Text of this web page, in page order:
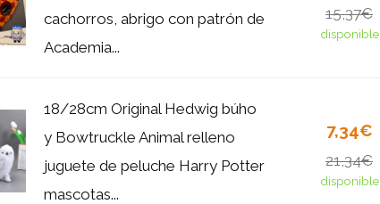
cachorros, abrigo con patrón de
Academia...
15,37€
disponible
18/28cm Original Hedwig búho
y Bowtruckle Animal relleno
juguete de peluche Harry Potter
mascotas...
7,34€
21,34€
disponible